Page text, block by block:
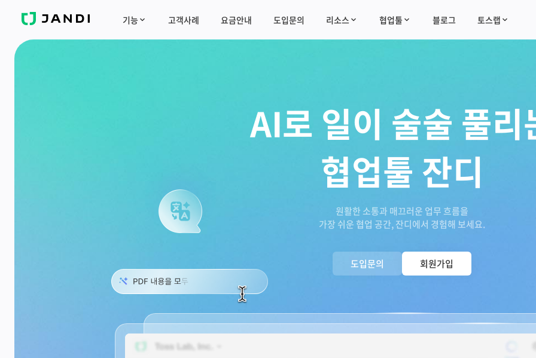
J
N
기능 고객사례 요금안내 도입문의 리소스 협업툴 블로그 토스랩
AI로 일이 술술 풀리
협업툴 잔디
원활한 소통과 매끄러운 업무 흐름을
가장 쉬운 협업 공간, 잔디에서 경험해 보세요.
도입문의 회원가입